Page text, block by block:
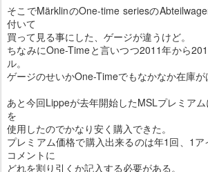
そこでMärklinのOne-time seriesの
付いて
買って見る事にした、ゲージが違うけど。
ちなみにOne-Timeと言いつつ2011年から
ル。
ゲージのせいかOne-Timeでもなかなか在庫が
あと今回Lippeが去年開始したMSLプレミア
を
使用したのでかなり安く購入できた。
プレミアム価格で購入出来るのは年1回、1
コメントに
どれを割り引くか記入する必要がある。